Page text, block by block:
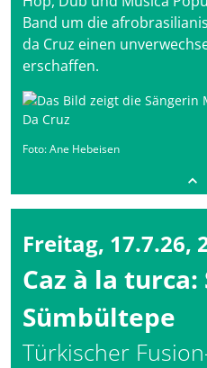
Band um die
da Cruz einen
erschaffen.
Foto: Ane Hebeisen
Freitag, 17.7.26,
Caz à la turca:
Sümbültepe
Türkischer